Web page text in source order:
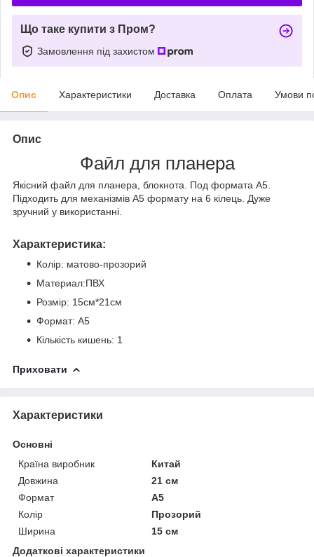
Що таке купити з Пром?
Замовлення під захистом
Опис Характеристики Доставка Оплата Умови
Опис
Файл для планера
Якісний файл для планера, блокнота. Под формата А5.
Підходить для механізмів А5 формату на 6 кілець. Дуже
зручний у використанні.
Характеристика:
Колір: матово-прозорий
Материал:ПВХ
Розмір: 15см*21см
Формат: А5
Кількість кишень: 1
Приховати
Характеристики
Основні
Країна виробник
Китай
Довжина
21 см
Формат
A5
Колір
Прозорий
Ширина
15 см
Додаткові характеристики